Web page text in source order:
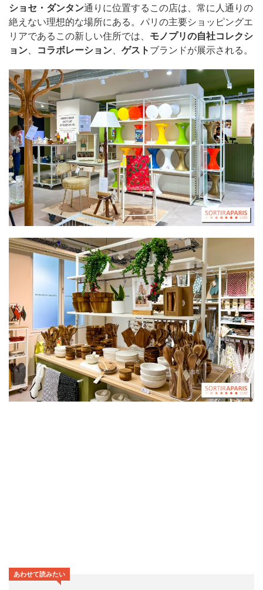
ショセ・ダンタン通りに位置するこの店は、常に人通りの
絶えない理想的な場所にある。パリの主要ショッピングエ
リアであるこの新しい住所では、 モノプリの自社コレクシ
ョン、 コラボレーション、 ゲストブランドが展示される。
あわせて読みたい